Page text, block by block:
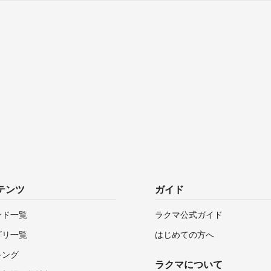
ンツ
一覧
一覧
グ
ガイド
ラクマ公式ガイド
はじめての方へ
ラクマについて